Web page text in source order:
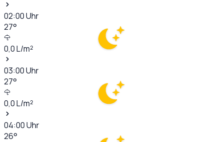
02:00Uhr
27°
0,0L/m²
03:00Uhr
27°
0,0L/m²
04:00Uhr
26°